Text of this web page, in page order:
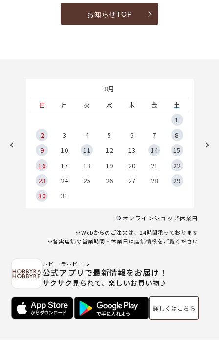
お知らせTOP
8月
日
月 火 水 木 金
土
1
2
3 4 5 6 7
8
9
10 11 12 13 14
15
16
17 18 19 20 21
22
23
24 25 26 27 28
29
30
31
オンラインショップ休業日
※Webからのご注文は、24時間承っております
※各実店舗の営業時間・休業日は店舗情報をご覧ください
ホビーラホビーレ
公式アプリで最新情報をお届け！
サクサク見られて、楽しいお買い物♪
詳しくはこちら